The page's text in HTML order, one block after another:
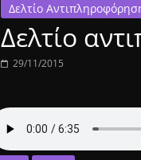
1431AM
Δελτίο
Δελτίο
29/11/2015